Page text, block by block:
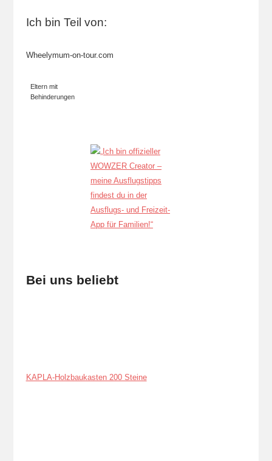
Ich bin Teil von:
Wheelymum-on-tour.com
Eltern mit
Behinderungen
Bei uns beliebt
KAPLA-Holzbaukasten 200 Steine